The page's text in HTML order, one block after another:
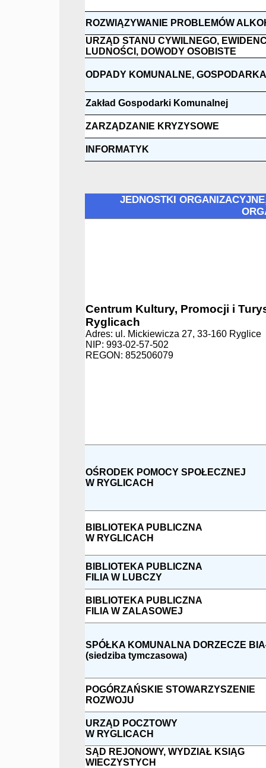
ROZWIĄZYWANIE PROBLEMÓW
URZĄD STANU CYWILNEGO,
LUDNOŚCI, DOWODY OSOBISTE
ODPADY KOMUNALNE,
Zakład Gospodarki Komunalnej
ZARZĄDZANIE KRYZYSOWE
INFORMATYK
JEDNOSTKI
Centrum Kultury, Promocji i
Ryglicach
Adres: ul. Mickiewicza 27, 33-160 Ryglice
NIP: 993-02-57-502
REGON: 852506079
OŚRODEK POMOCY SPOŁECZNEJ
W RYGLICACH
BIBLIOTEKA PUBLICZNA
W RYGLICACH
BIBLIOTEKA PUBLICZNA
FILIA W LUBCZY
BIBLIOTEKA PUBLICZNA
FILIA W ZALASOWEJ
SPÓŁKA KOMUNALNA DORZECZE
(siedziba tymczasowa)
POGÓRZAŃSKIE STOWARZYSZENIE
ROZWOJU
URZĄD POCZTOWY
W RYGLICACH
SĄD REJONOWY, WYDZIAŁ KSIĄG
WIECZYSTYCH